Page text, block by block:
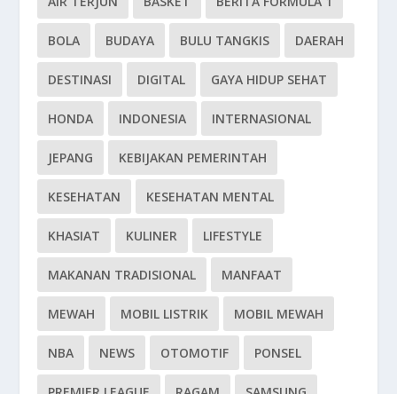
BOLA BUDAYA BULU TANGKIS DAERAH
DESTINASI DIGITAL GAYA HIDUP SEHAT
HONDA INDONESIA INTERNASIONAL
JEPANG KEBIJAKAN PEMERINTAH
KESEHATAN KESEHATAN MENTAL
KHASIAT KULINER LIFESTYLE
MAKANAN TRADISIONAL MANFAAT
MEWAH MOBIL LISTRIK MOBIL MEWAH
NBA NEWS OTOMOTIF PONSEL